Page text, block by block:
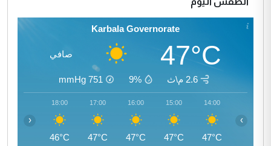
Karbala Governorate
47°C صافي
2.6 م\ث 9%
751
mmHg
14:00
47°C
15:00
47°C
16:00
47°C
17:00
47°C
18:00
46°C
‹ ›